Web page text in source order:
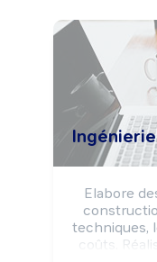
Elabore
techniques,
coûts.